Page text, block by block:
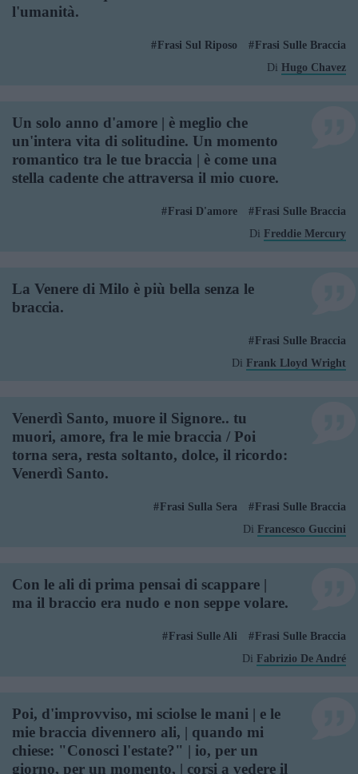
l'umanità.
Frasi Sul Riposo
Frasi Sulle Braccia
Di Hugo Chavez
Un solo anno d'amore | è meglio che
un'intera vita di solitudine. Un momento
romantico tra le tue braccia | è come una
stella cadente che attraversa il mio cuore.
Frasi D'amore
Frasi Sulle Braccia
Di Freddie Mercury
La Venere di Milo è più bella senza le
braccia.
Frasi Sulle Braccia
Di Frank Lloyd Wright
Venerdì Santo, muore il Signore.. tu
muori, amore, fra le mie braccia / Poi
torna sera, resta soltanto, dolce, il ricordo:
Venerdì Santo.
Frasi Sulla Sera
Frasi Sulle Braccia
Di Francesco Guccini
Con le ali di prima pensai di scappare |
ma il braccio era nudo e non seppe volare.
Frasi Sulle Ali
Frasi Sulle Braccia
Di Fabrizio De André
Poi, d'improvviso, mi sciolse le mani | e le
mie braccia divennero ali, | quando mi
chiese: "Conosci l'estate?" | io, per un
giorno, per un momento, | corsi a vedere il